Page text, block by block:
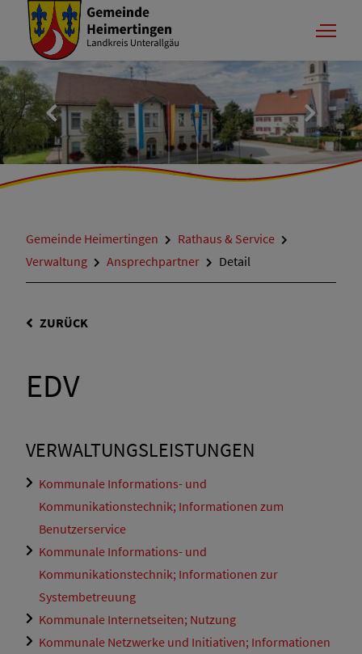
Gemeinde Heimertingen
Rathaus & Service
Verwaltung
Ansprechpartner Detail
ZURÜCK
EDV
VERWALTUNGSLEISTUNGEN
Kommunale Informations- und
Kommunikationstechnik; Informationen zum
Benutzerservice
Kommunale Informations- und
Kommunikationstechnik; Informationen zur
Systembetreuung
Kommunale Internetseiten; Nutzung
Kommunale Netzwerke und Initiativen; Informationen